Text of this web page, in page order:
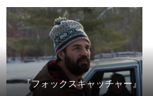
『フォックスキャッチャー』